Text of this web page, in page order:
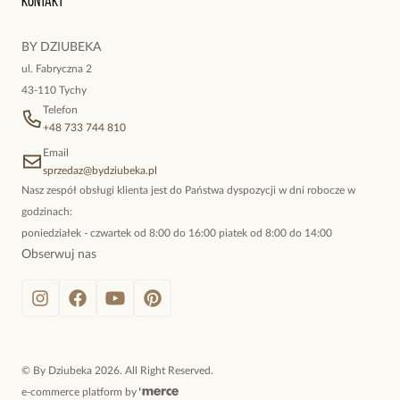
BY DZIUBEKA
ul. Fabryczna 2
43-110 Tychy
Telefon
+48 733 744 810
Email
sprzedaz@bydziubeka.pl
Nasz zespół obsługi klienta jest do Państwa dyspozycji w dni robocze w
godzinach:
poniedziałek - czwartek od 8:00 do 16:00 piatek od 8:00 do 14:00
Obserwuj nas
© By Dziubeka 2026. All Right Reserved.
e-commerce platform by